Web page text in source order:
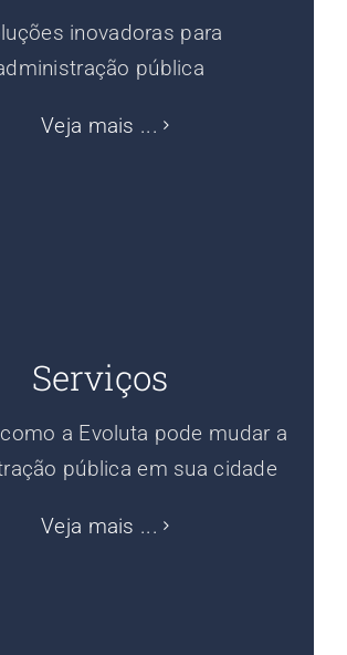
inovadoras para
pública
Veja mais ...
Serviços
a Evoluta pode mudar a
pública em sua cidade
Veja mais ...